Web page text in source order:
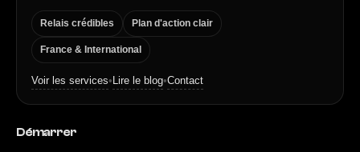
Relais crédibles Plan d'action clair
France & International
Voir les services• Lire le blog•Contact
Démarrer